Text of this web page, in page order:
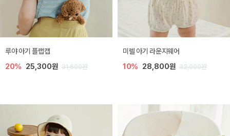
루야 아기 플랩캡
20% 25,300원 31,600원
미렐 아기 라운지웨어
10% 28,800원 32,000원